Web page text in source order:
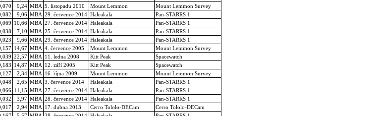
9,24 MBA 5. listopadu 2010 Mount Lemmon
Mount Lemmon Survey
9,06 MBA 29. července 2014 Haleakala
Pan-STARRS 1
10,66 MBA 27. července 2014 Haleakala
Pan-STARRS 1
7,10 MBA 25. července 2014 Haleakala
Pan-STARRS 1
9,66 MBA 29. července 2014 Haleakala
Pan-STARRS 1
14,67 MBA 4. července 2005 Mount Lemmon
Mount Lemmon Survey
22,57 MBA 11. ledna 2008 Kitt Peak
Spacewatch
14,87 MBA 12. září 2005 Kitt Peak
Spacewatch
2,34 MBA 16. října 2009 Mount Lemmon
Mount Lemmon Survey
2,65 MBA 3. července 2014 Haleakala
Pan-STARRS 1
11,15 MBA 27. července 2014 Haleakala
Pan-STARRS 1
3,97 MBA 28. července 2014 Haleakala
Pan-STARRS 1
2,94 MBA 17. dubna 2013 Cerro Tololo-DECam
Cerro Tololo-DECam